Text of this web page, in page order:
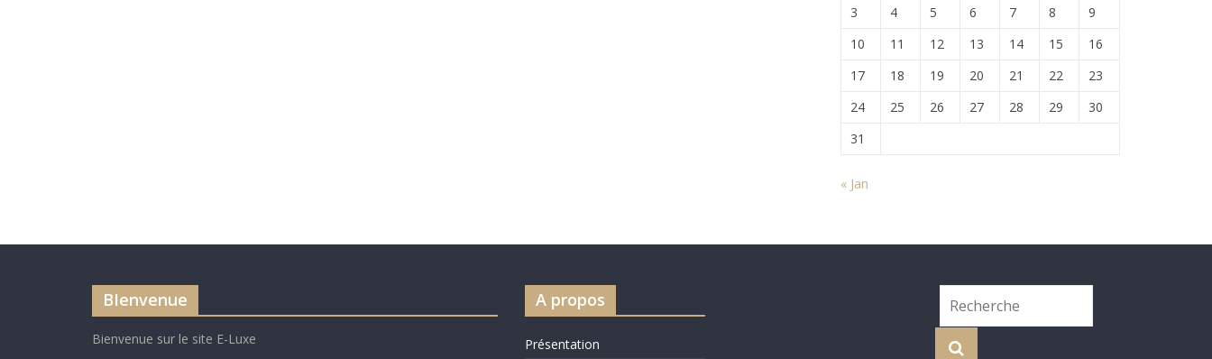
3
4 5 6 7 8
9
10
11 12 13 14 15
16
17
18 19 20 21 22
23
24
25 26 27 28 29
30
31
« Jan
BIenvenue
Bienvenue sur le site E-Luxe
A propos
Présentation